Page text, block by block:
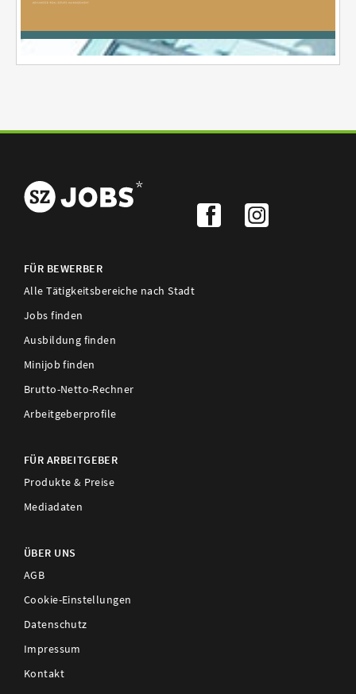
FÜR BEWERBER
Alle Tätigkeitsbereiche nach Stadt
Jobs finden
Ausbildung finden
Minijob finden
Brutto-Netto-Rechner
Arbeitgeberprofile
FÜR ARBEITGEBER
Produkte & Preise
Mediadaten
ÜBER UNS
AGB
Cookie-Einstellungen
Datenschutz
Impressum
Kontakt